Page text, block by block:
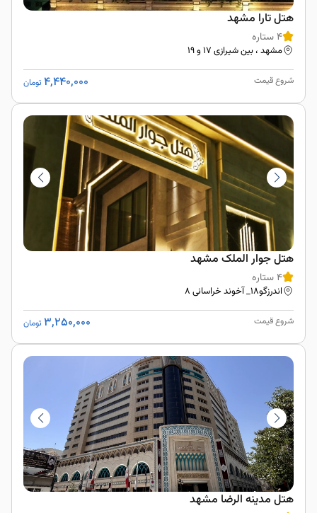
هتل تارا مشهد
4 ستاره
مشهد ، بین شیرازی 17 و 19
شروع قیمت 4,440,000 تومان
هتل جوار الملک مشهد
4 ستاره
اندرزگو18_ آخوند خراسانی 8
شروع قیمت 3,250,000 تومان
هتل مدینه الرضا مشهد